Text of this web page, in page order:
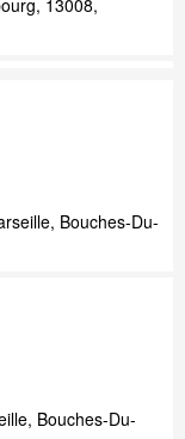
13008,
Bouches-Du-
Bouches-Du-